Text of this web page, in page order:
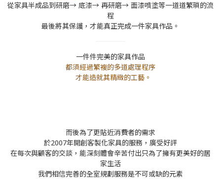
從家具半成品到研磨→ 底漆→ 再研磨→ 面漆噴塗等一道道繁瑣的流
程
最後將其保護，才能真正完成一件家具作品。
一件件完美的家具作品
都須經過繁複的多道處理程序
才能造就其精緻的工藝。
而後為了更貼近消費者的需求
於2007年開創客製化家具的服務，廣受好評
在每次與顧客的交談，能深刻體會辛苦付出只為了擁有更美好的居
家生活
我們相信完善的全室規劃服務是不可或缺的元素